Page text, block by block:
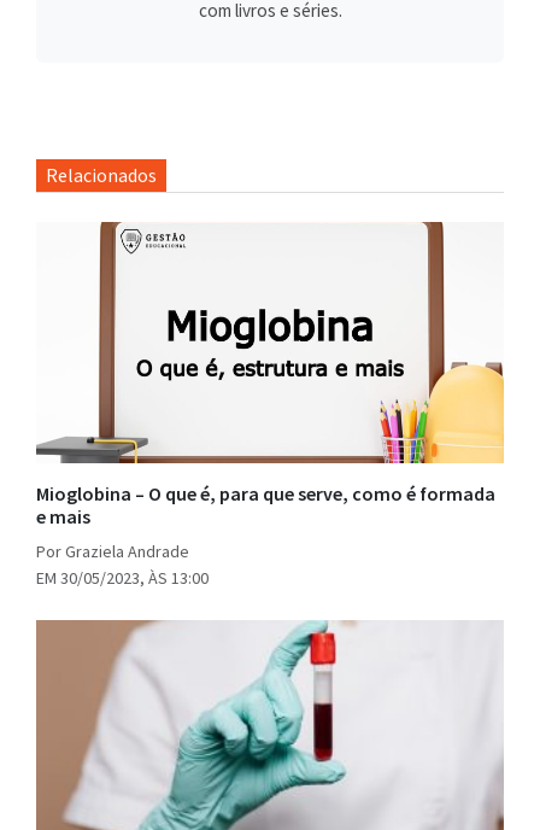
com livros e séries.
Relacionados
Mioglobina – O que é, para que serve, como é formada
e mais
Por Graziela Andrade
EM 30/05/2023, ÀS 13:00